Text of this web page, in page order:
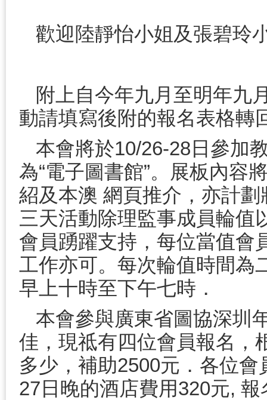
歡迎陸靜怡小姐及張碧玲
附上自今年九月至明年九
動請填寫後附的報名表格轉
本會將於10/26-28日參加
為“電子圖書館”。展板內容
紹及本澳 網頁推介，亦計
三天活動除理監事成員輪值
會員踴躍支持，每位當值會
工作亦可。每次輪值時間為
早上十時至下午七時．
本會參與廣東省圖協深圳
佳，現祗有四位會員報名，
多少，補助2500元．各位
27日晚的酒店費用320元,